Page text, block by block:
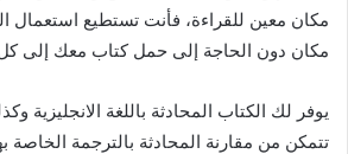
مكان معين للقراءة، فأنت تستطيع
مكان دون الحاجة إلى حمل كتاب معك إلى
يوفر لك الكتاب المحادثة باللغة الانجليزية
تتمكن من مقارنة المحادثة بالترجمة الخاصة